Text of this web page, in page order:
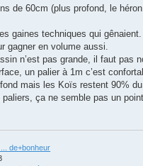
de 60cm (plus profond, le
gaines techniques qui gênaient.
gagner en volume aussi.
n’est pas grande, il faut pas
un palier à 1m c’est
mais les Koïs restent 90%
paliers, ça ne semble pas un
de+bonheur